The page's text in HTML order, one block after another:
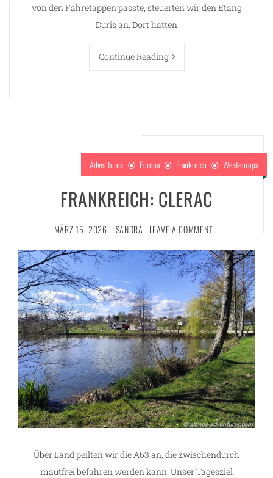
von den Fahretappen passte, steuerten wir den Etang
Duris an. Dort hatten
Continue Reading
Adventures Europa Frankreich Westeuropa
FRANKREICH: CLERAC
MÄRZ 15, 2026 SANDRA LEAVE A COMMENT
Über Land peilten wir die A63 an, die zwischendurch
mautfrei befahren werden kann. Unser Tagesziel